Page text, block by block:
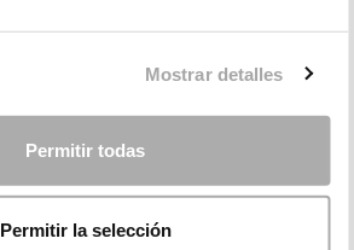
Mostrar detalles
Permitir todas
Permitir la selección